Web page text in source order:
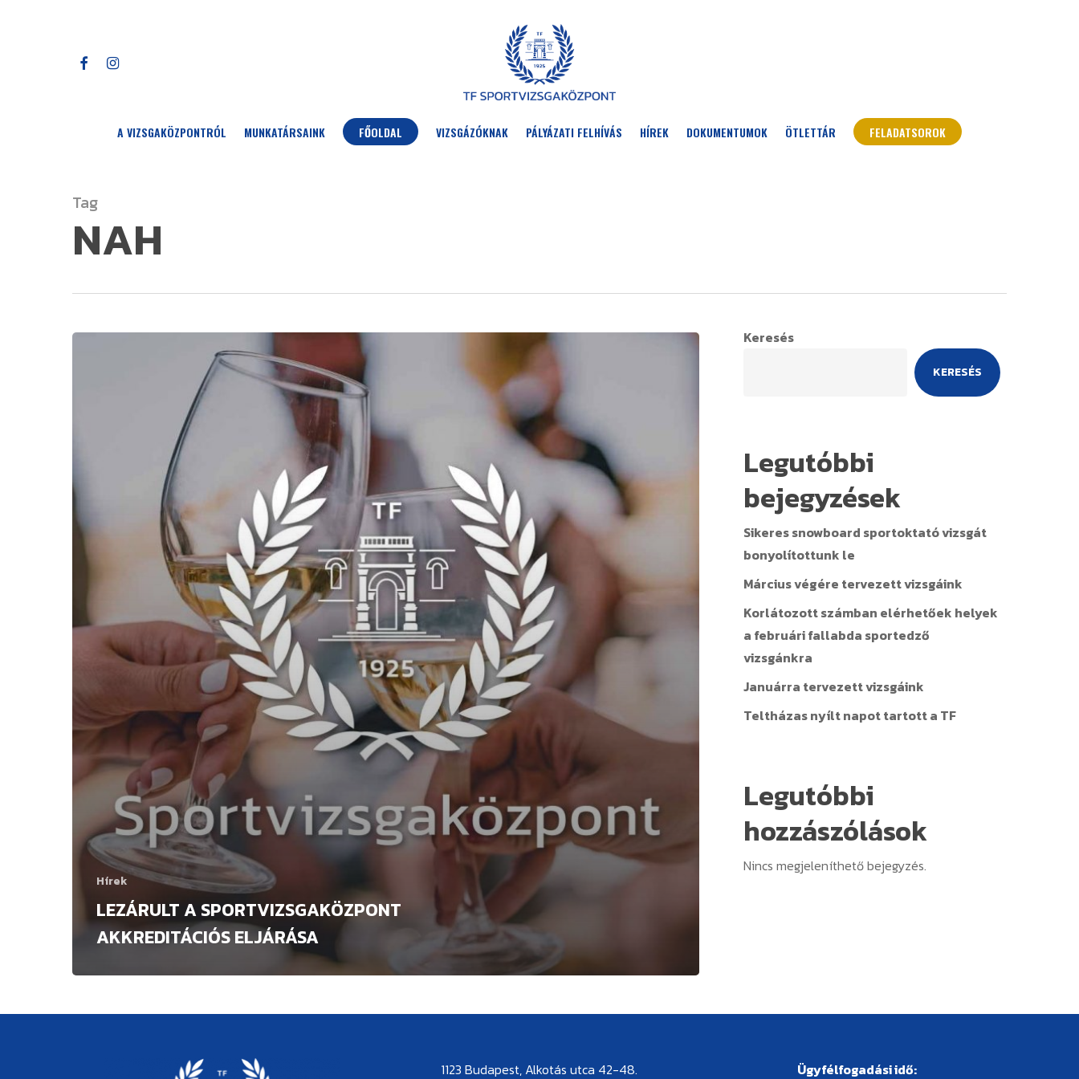
FACEBOOKINSTAGRAM
A VIZSGAKÖZPONTRÓL MUNKATÁRSAINK FŐOLDAL VIZSGÁZÓKNAK PÁLYÁZATI FELHÍVÁS HÍREK DOKUMENTUMOK ÖTLETTÁR FELADATSOROK
Tag
NAH
Hírek
LEZÁRULT A SPORTVIZSGAKÖZPONT
AKKREDITÁCIÓS ELJÁRÁSA
Keresés
KERESÉS
Legutóbbi
bejegyzések
Sikeres snowboard sportoktató vizsgát
bonyolítottunk le
Március végére tervezett vizsgáink
Korlátozott számban elérhetőek helyek
a februári fallabda sportedző
vizsgánkra
Januárra tervezett vizsgáink
Teltházas nyílt napot tartott a TF
Legutóbbi
hozzászólások
Nincs megjeleníthető bejegyzés.
1123 Budapest, Alkotás utca 42-48. Ügyfélfogadási idő: